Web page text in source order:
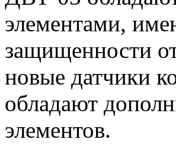
элементами,
защищенности
новые датчики
обладают
элементов.